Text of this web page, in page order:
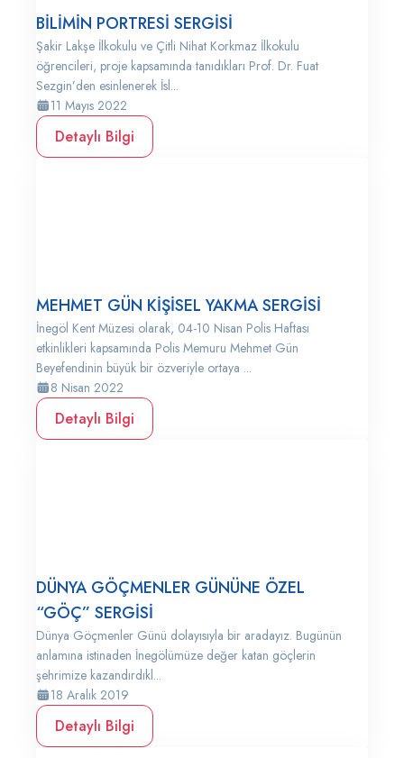
BİLİMİN PORTRESİ SERGİSİ
Şakir Lakşe İlkokulu ve Çitli Nihat Korkmaz İlkokulu
öğrencileri, proje kapsamında tanıdıkları Prof. Dr. Fuat
Sezgin’den esinlenerek İsl...
11 Mayıs 2022
Detaylı Bilgi
MEHMET GÜN KİŞİSEL YAKMA SERGİSİ
İnegöl Kent Müzesi olarak, 04-10 Nisan Polis Haftası
etkinlikleri kapsamında Polis Memuru Mehmet Gün
Beyefendinin büyük bir özveriyle ortaya ...
8 Nisan 2022
Detaylı Bilgi
DÜNYA GÖÇMENLER GÜNÜNE ÖZEL
“GÖÇ” SERGİSİ
Dünya Göçmenler Günü dolayısıyla bir aradayız. Bugünün
anlamına istinaden İnegölümüze değer katan göçlerin
şehrimize kazandırdıkl...
18 Aralık 2019
Detaylı Bilgi